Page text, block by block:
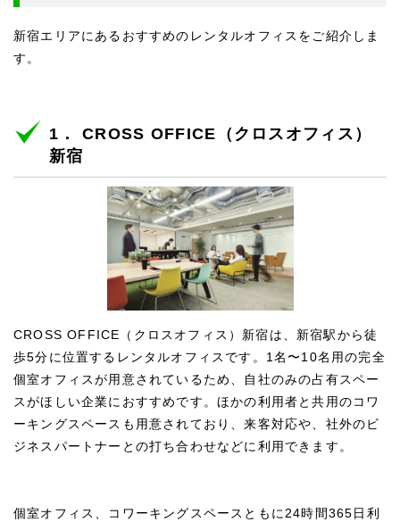
新宿エリアにあるおすすめのレンタルオフィスをご紹介しま
す。
1． CROSS OFFICE（クロスオフィス）
新宿
CROSS OFFICE（クロスオフィス）新宿は、新宿駅から徒
歩5分に位置するレンタルオフィスです。1名〜10名用の完全
個室オフィスが用意されているため、自社のみの占有スペー
スがほしい企業におすすめです。ほかの利用者と共用のコワ
ーキングスペースも用意されており、来客対応や、社外のビ
ジネスパートナーとの打ち合わせなどに利用できます。
個室オフィス、コワーキングスペースともに24時間365日利